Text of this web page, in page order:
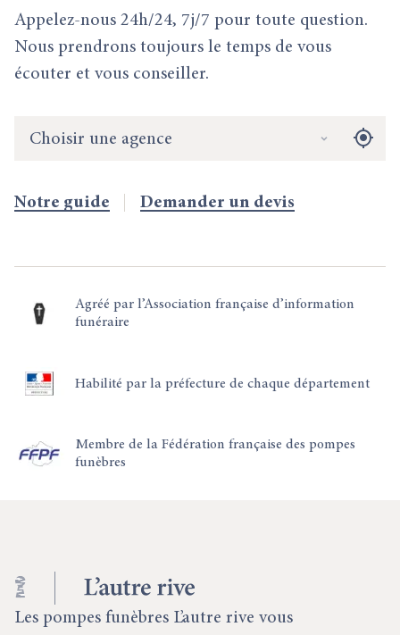
Appelez-nous 24h/24, 7j/7 pour toute question.
Nous prendrons toujours le temps de vous
écouter et vous conseiller.
Choisir une agence
Notre guide Demander un devis
Agréé par l’Association française d’information
funéraire
Habilité par la préfecture de chaque département
Membre de la Fédération française des pompes
funèbres
Les pompes funèbres L’autre rive vous